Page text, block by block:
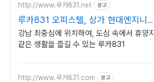
http://www.루카831.net 광고
루카831 오피스텔, 상가 현대엔지니어
링의 명품오피스텔
강남 최중심에 위치하여, 도심 속에서 휴양지
같은 생활을 즐길 수 있는 루카831
http://www.루카831.com 광고